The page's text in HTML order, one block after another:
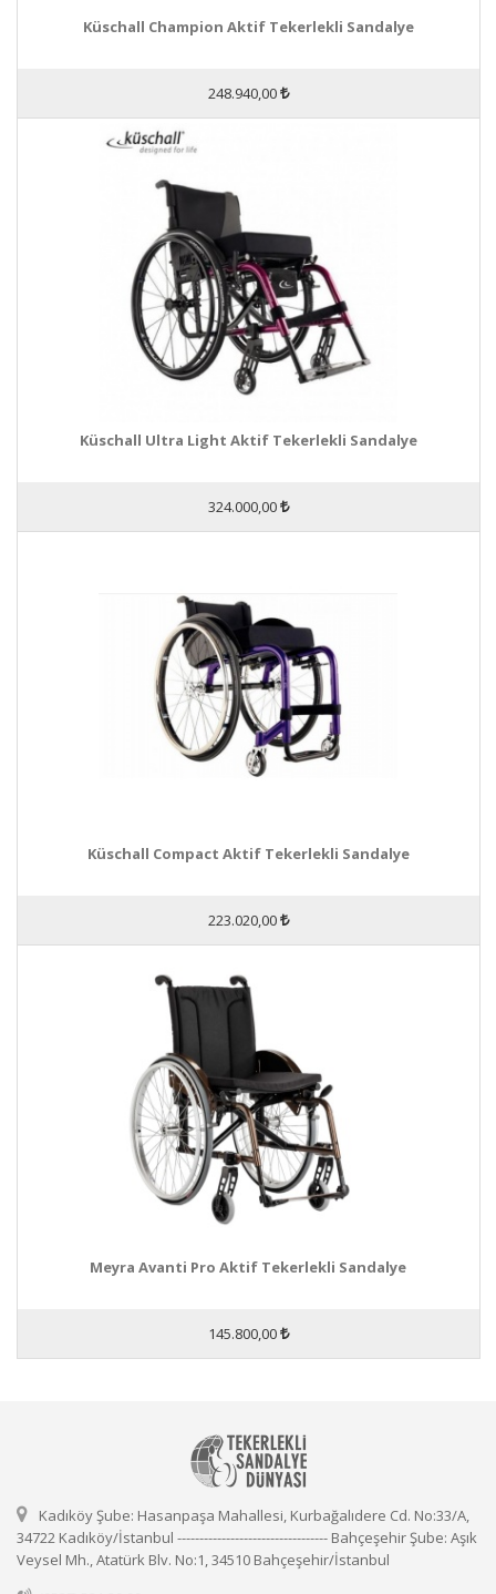
Küschall Champion Aktif Tekerlekli Sandalye
248.940,00
Küschall Ultra Light Aktif Tekerlekli Sandalye
324.000,00
Küschall Compact Aktif Tekerlekli Sandalye
223.020,00
Meyra Avanti Pro Aktif Tekerlekli Sandalye
145.800,00
Kadıköy Şube: Hasanpaşa Mahallesi, Kurbağalıdere Cd. No:33/A,
34722 Kadıköy/İstanbul ---------------------------------- Bahçeşehir Şube: Aşık
Veysel Mh., Atatürk Blv. No:1, 34510 Bahçeşehir/İstanbul